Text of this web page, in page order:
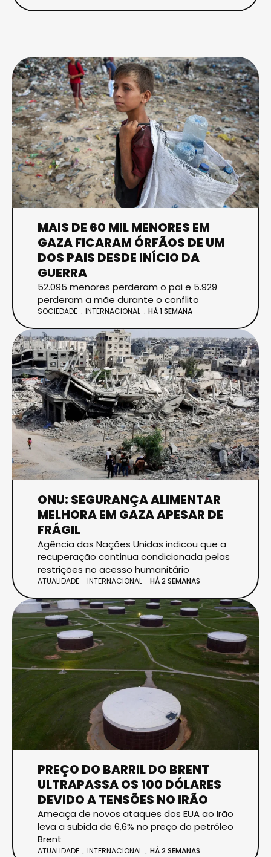
MAIS DE 60 MIL MENORES EM
GAZA FICARAM ÓRFÃOS DE UM
DOS PAIS DESDE INÍCIO DA
GUERRA
52.095 menores perderam o pai e 5.929
perderam a mãe durante o conflito
SOCIEDADE INTERNACIONAL HÁ 1 SEMANA
ONU: SEGURANÇA ALIMENTAR
MELHORA EM GAZA APESAR DE
FRÁGIL
Agência das Nações Unidas indicou que a
recuperação continua condicionada pelas
restrições no acesso humanitário
ATUALIDADE INTERNACIONAL HÁ 2 SEMANAS
PREÇO DO BARRIL DO BRENT
ULTRAPASSA OS 100 DÓLARES
DEVIDO A TENSÕES NO IRÃO
Ameaça de novos ataques dos EUA ao Irão
leva a subida de 6,6% no preço do petróleo
Brent
ATUALIDADE INTERNACIONAL HÁ 2 SEMANAS